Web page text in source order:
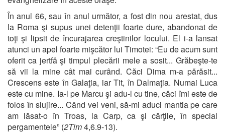
În anul 66, sau în anul următor, a fost din nou arestat, dus
la Roma şi supus unei detenţii foarte dure, abandonat de
toţi şi lipsit de încurajarea creştinilor locului. El i-a lansat
atunci un apel foarte mişcător lui Timotei: “Eu de acum sunt
oferit ca jertfă şi timpul plecării mele a sosit... Grăbeşte-te
să vii la mine cât mai curând. Căci Dima m-a părăsit...
Crescens este în Galaţia, iar Tit, în Dalmaţia. Numai Luca
este cu mine. Ia-l pe Marcu şi adu-l cu tine, căci îmi este de
folos în slujire... Când vei veni, să-mi aduci mantia pe care
am lăsat-o în Troas, la Carp, ca şi cărţile, în special
pergamentele” (2Tim4,6.9-13).